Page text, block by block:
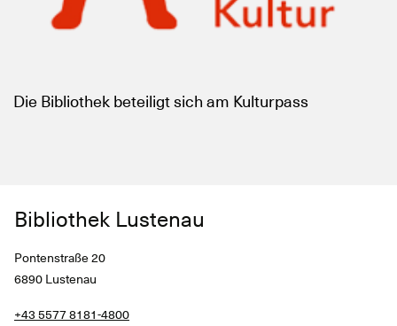
Die Bibliothek beteiligt sich am Kulturpass
Bibliothek Lustenau
Pontenstraße 20
6890 Lustenau
+43 5577 8181-4800